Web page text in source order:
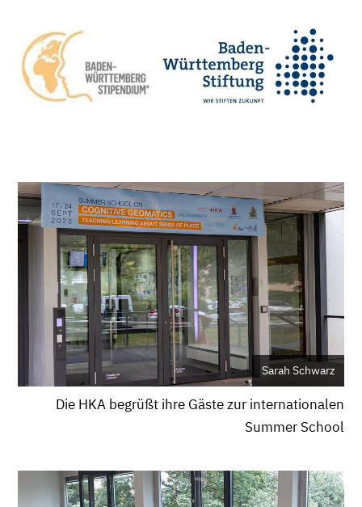
Sarah Schwarz
Die HKA begrüßt ihre Gäste zur internationalen
Summer School